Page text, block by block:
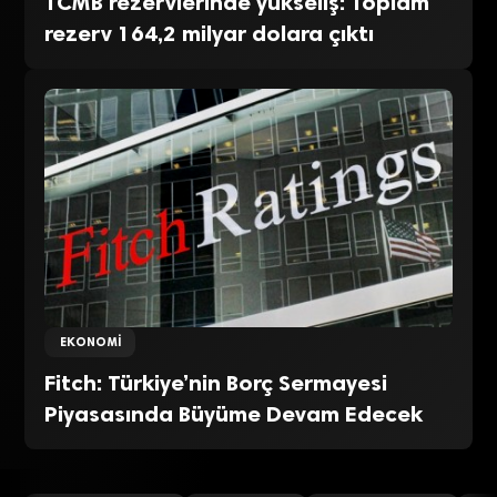
rezerv 164,2 milyar dolara çıktı
EKONOMI
Fitch: Türkiye’nin Borç Sermayesi
Piyasasında Büyüme Devam Edecek